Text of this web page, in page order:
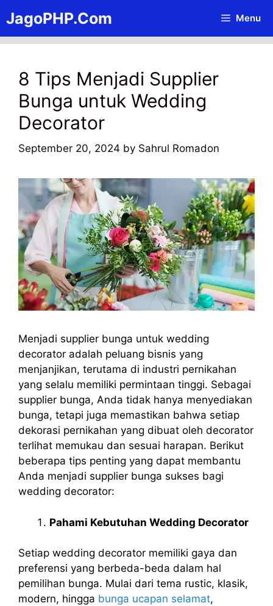
to
content
JagoPHP.Com Menu
8 Tips Menjadi Supplier
Bunga untuk Wedding
Decorator
September 20, 2024 by Sahrul Romadon
Menjadi supplier bunga untuk wedding
decorator adalah peluang bisnis yang
menjanjikan, terutama di industri pernikahan
yang selalu memiliki permintaan tinggi. Sebagai
supplier bunga, Anda tidak hanya menyediakan
bunga, tetapi juga memastikan bahwa setiap
dekorasi pernikahan yang dibuat oleh decorator
terlihat memukau dan sesuai harapan. Berikut
beberapa tips penting yang dapat membantu
Anda menjadi supplier bunga sukses bagi
wedding decorator:
Pahami Kebutuhan Wedding Decorator
Setiap wedding decorator memiliki gaya dan
preferensi yang berbeda-beda dalam hal
pemilihan bunga. Mulai dari tema rustic, klasik,
modern, hingga bunga ucapan selamat,